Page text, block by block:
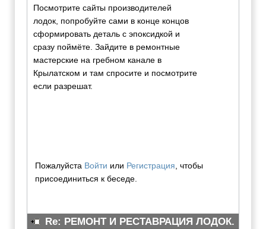
Посмотрите сайты производителей
лодок, попробуйте сами в конце концов
сформировать деталь с эпоксидкой и
сразу поймёте. Зайдите в ремонтные
мастерские на гребном канале в
Крылатском и там спросите и посмотрите
если разрешат.
Пожалуйста Войти или Регистрация, чтобы
присоединиться к беседе.
Re: РЕМОНТ И РЕСТАВРАЦИЯ ЛОДОК.